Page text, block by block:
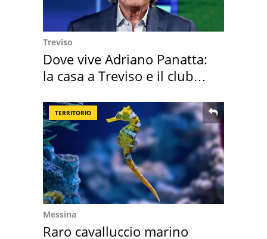
Treviso
Dove vive Adriano Panatta:
la casa a Treviso e il club
TERRITORIO
Messina
Raro cavalluccio marino